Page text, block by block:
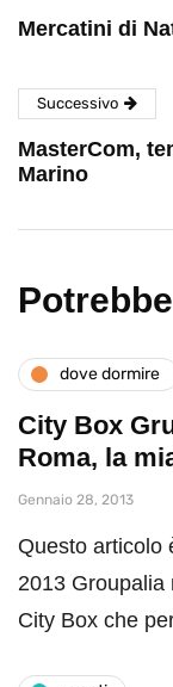
Mercatini di
Successivo
MasterCom,
Marino
dove dormire
City Box
Roma, la
Gennaio 28, 2013
Questo articolo
2013 Groupalia
City Box che